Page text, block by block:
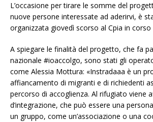
L’occasione per tirare le somme del
nuove persone interessate ad aderirvi, è
organizzata giovedì scorso al Cpia in corso
A spiegare le finalità del progetto, che fa
nazionale #ioaccolgo, sono stati gli
come Alessia Mottura: «Instradaaa è un
affiancamento di migranti e di richiedenti
percorso di accoglienza. Al rifugiato viene
d’integrazione, che può essere una
un gruppo, come un’associazione o una